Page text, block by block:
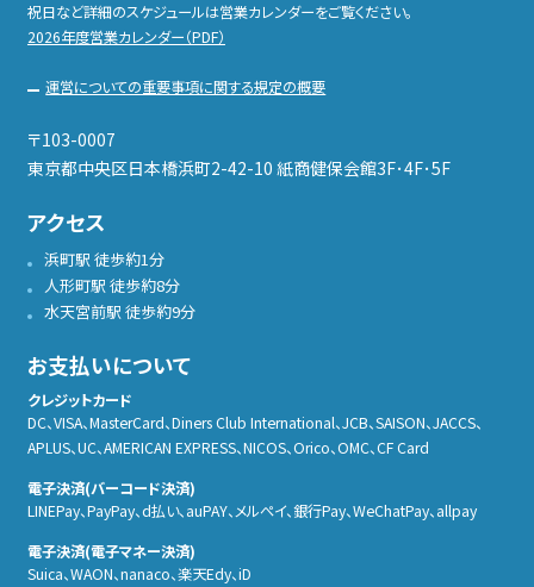
祝日など詳細のスケジュールは営業カレンダーをご覧ください。
2026年度営業カレンダー（PDF）
運営についての重要事項に関する規定の概要
〒103-0007
東京都中央区日本橋浜町2-42-10 紙商健保会館3F･4F･5F
アクセス
浜町駅 徒歩約1分
人形町駅 徒歩約8分
水天宮前駅 徒歩約9分
お支払いについて
クレジットカード
DC、VISA、MasterCard、Diners Club International、JCB、SAISON、JACCS、
APLUS、UC、AMERICAN EXPRESS、NICOS、Orico、OMC、CF Card
電子決済(バーコード決済)
LINEPay、PayPay、d払い、auPAY、メルぺイ、銀行Pay、WeChatPay、allpay
電子決済(電子マネー決済)
Suica、WAON、nanaco、楽天Edy、iD